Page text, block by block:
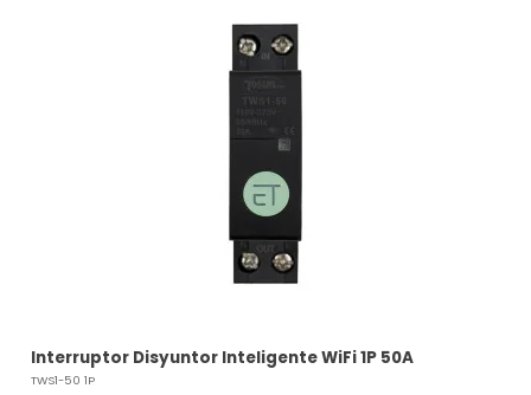
Interruptor Disyuntor Inteligente WiFi 1P 50A
TWS1-50 1P